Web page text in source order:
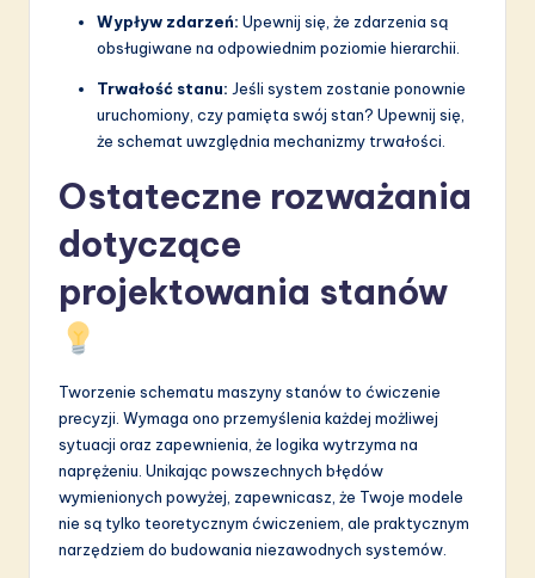
Wypływ zdarzeń: Upewnij się, że zdarzenia są
obsługiwane na odpowiednim poziomie hierarchii.
Trwałość stanu: Jeśli system zostanie ponownie
uruchomiony, czy pamięta swój stan? Upewnij się,
że schemat uwzględnia mechanizmy trwałości.
Ostateczne rozważania
dotyczące
projektowania stanów
Tworzenie schematu maszyny stanów to ćwiczenie
precyzji. Wymaga ono przemyślenia każdej możliwej
sytuacji oraz zapewnienia, że logika wytrzyma na
naprężeniu. Unikając powszechnych błędów
wymienionych powyżej, zapewnicasz, że Twoje modele
nie są tylko teoretycznym ćwiczeniem, ale praktycznym
narzędziem do budowania niezawodnych systemów.